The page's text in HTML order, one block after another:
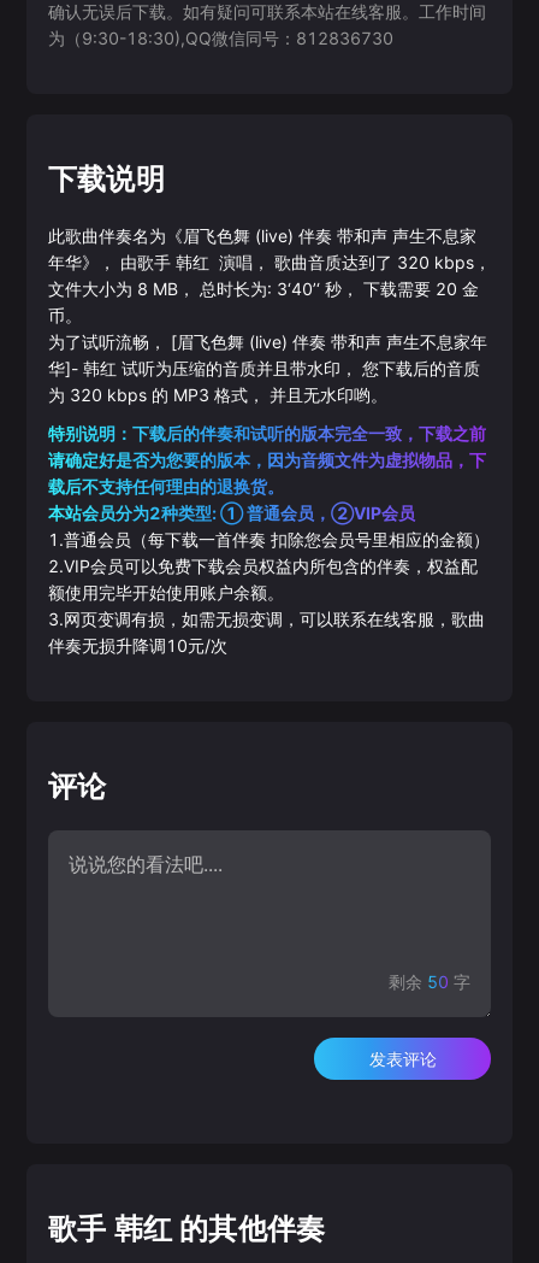
确认无误后下载。如有疑问可联系本站在线客服。工作时间
为（9:30-18:30),QQ微信同号：812836730
下载说明
此歌曲伴奏名为《眉飞色舞 (live) 伴奏 带和声 声生不息家
年华》， 由歌手 韩红 演唱， 歌曲音质达到了 320 kbps，
文件大小为 8 MB， 总时长为: 3‘40’‘秒， 下载需要 20 金
币。
为了试听流畅， [眉飞色舞 (live) 伴奏 带和声 声生不息家年
华]- 韩红 试听为压缩的音质并且带水印， 您下载后的音质
为 320 kbps 的 MP3 格式， 并且无水印哟。
特别说明：下载后的伴奏和试听的版本完全一致，下载之前
请确定好是否为您要的版本，因为音频文件为虚拟物品，下
载后不支持任何理由的退换货。
本站会员分为2种类型: ① 普通会员，②VIP会员
1.普通会员（每下载一首伴奏 扣除您会员号里相应的金额）
2.VIP会员可以免费下载会员权益内所包含的伴奏，权益配
额使用完毕开始使用账户余额。
3.网页变调有损，如需无损变调，可以联系在线客服，歌曲
伴奏无损升降调10元/次
评论
剩余 50 字
发表评论
歌手 韩红 的其他伴奏